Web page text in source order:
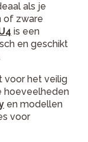
als je
of zware
is een
en geschikt
voor het veilig
hoeveelheden
en modellen
voor